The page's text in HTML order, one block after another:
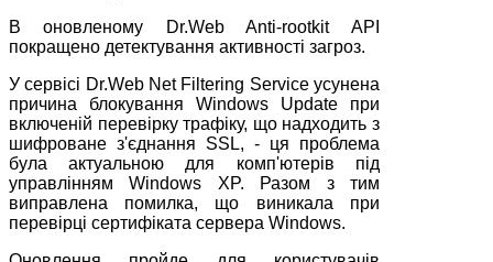
В оновленому Dr.Web Anti-rootkit API
покращено детектування активності загроз.
У сервісі Dr.Web Net Filtering Service усунена
причина блокування Windows Update при
включеній перевірку трафіку, що надходить з
шифроване з'єднання SSL, - ця проблема
була актуальною для комп'ютерів під
управлінням Windows XP. Разом з тим
виправлена помилка, що виникала при
перевірці сертифіката сервера Windows.